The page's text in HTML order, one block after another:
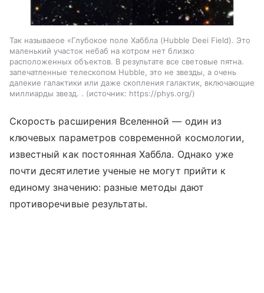
Так называеое «Глубокое поле Хаббла (Hubble Deei Field). Это
маленький участок небаб на котром нет близко
расположенных объектов. В результате все световые пятна.
запечатленные телескопом Hubble, это не звезды, а очень
далекие галактики или даже скопления галактик, включающие
миллиарды звезд. .
источник: https://phys.org/
Скорость расширения Вселенной — один из
ключевых параметров современной космологии,
известный как постоянная Хаббла. Однако уже
почти десятилетие ученые не могут прийти к
единому значению: разные методы дают
противоречивые результаты.